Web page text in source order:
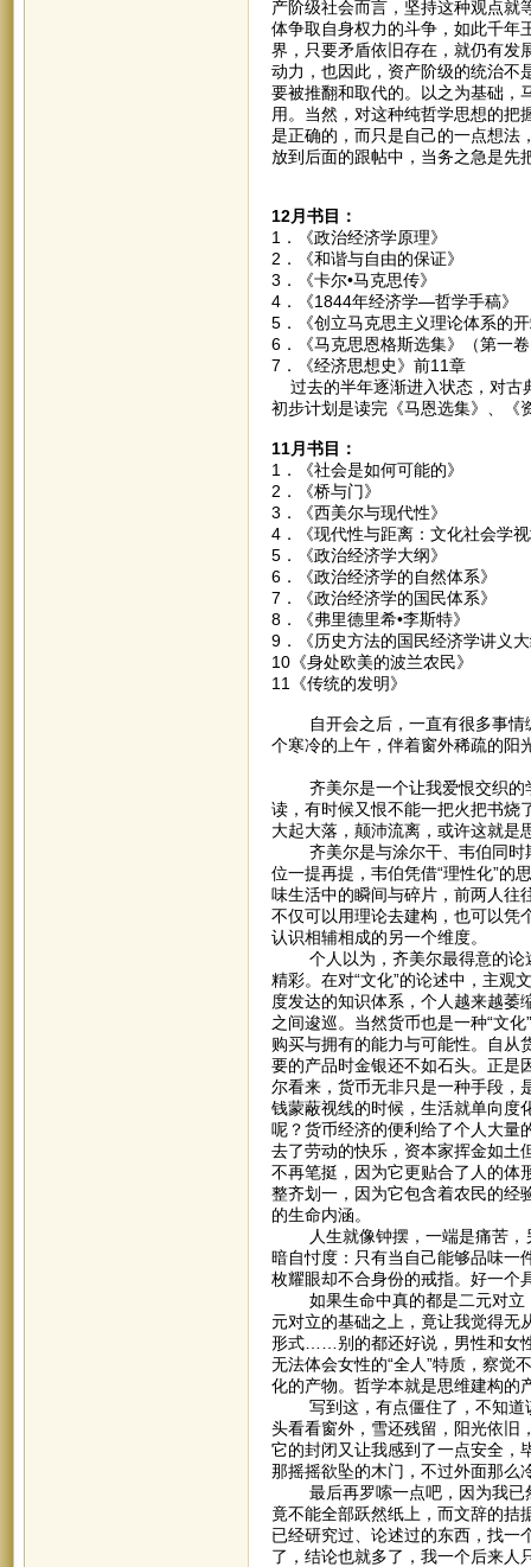
产阶级社会而言，坚持这种观点就
体争取自身权力的斗争，如此千年
界，只要矛盾依旧存在，就仍有发
动力，也因此，资产阶级的统治不
要被推翻和取代的。以之为基础，
用。当然，对这种纯哲学思想的把
是正确的，而只是自己的一点想法
放到后面的跟帖中，当务之急是先
12月书目：
1．《政治经济学原
2．《和谐与自由的
3．《卡尔•马克思
4．《1844年经济学—哲
5．《创立马克思主义理论
6．《马克思恩格斯选集》（
7．《经济思想史》前11
过去的半年逐渐进入状态，对古
初步计划是读完《马恩选集》、《
11月书目：
1．《社会是如何可
2．《桥与门》
3．《西美尔与现
4．《现代性与距离：文化社会
5．《政治经济学大
6．《政治经济学的自
7．《政治经济学的国
8．《弗里德里希•李斯
9．《历史方法的国民经济
10《身处欧美的波兰农
11《传统的发明》
自开会之后，一直有很多事情缠
个寒冷的上午，伴着窗外稀疏的
齐美尔是一个让我爱恨交织的学
读，有时候又恨不能一把火把书烧
大起大落，颠沛流离，或许这就是
齐美尔是与涂尔干、韦伯同时期
位一提再提，韦伯凭借“理性化”的
味生活中的瞬间与碎片，前两人往
不仅可以用理论去建构，也可以凭
认识相辅相成的另一个维度。
个人以为，齐美尔最得意的论述
精彩。在对“文化”的论述中，主观
度发达的知识体系，个人越来越萎
之间逡巡。当然货币也是一种“文
购买与拥有的能力与可能性。自从
要的产品时金银还不如石头。正是
尔看来，货币无非只是一种手段，
钱蒙蔽视线的时候，生活就单向度
呢？货币经济的便利给了个人大量
去了劳动的快乐，资本家挥金如土
不再笔挺，因为它更贴合了人的体
整齐划一，因为它包含着农民的经
的生命内涵。
人生就像钟摆，一端是痛苦，另
暗自忖度：只有当自己能够品味一
枚耀眼却不合身份的戒指。好一个
如果生命中真的都是二元对立，
元对立的基础之上，竟让我觉得无
形式……别的都还好说，男性和女
无法体会女性的“全人”特质，察觉
化的产物。哲学本就是思维建构的
写到这，有点僵住了，不知道该
头看看窗外，雪还残留，阳光依旧
它的封闭又让我感到了一点安全，
那摇摇欲坠的木门，不过外面那
最后再罗嗦一点吧，因为我已然
竟不能全部跃然纸上，而文辞的拮
已经研究过、论述过的东西，找一
了，结论也就多了，我一个后来人